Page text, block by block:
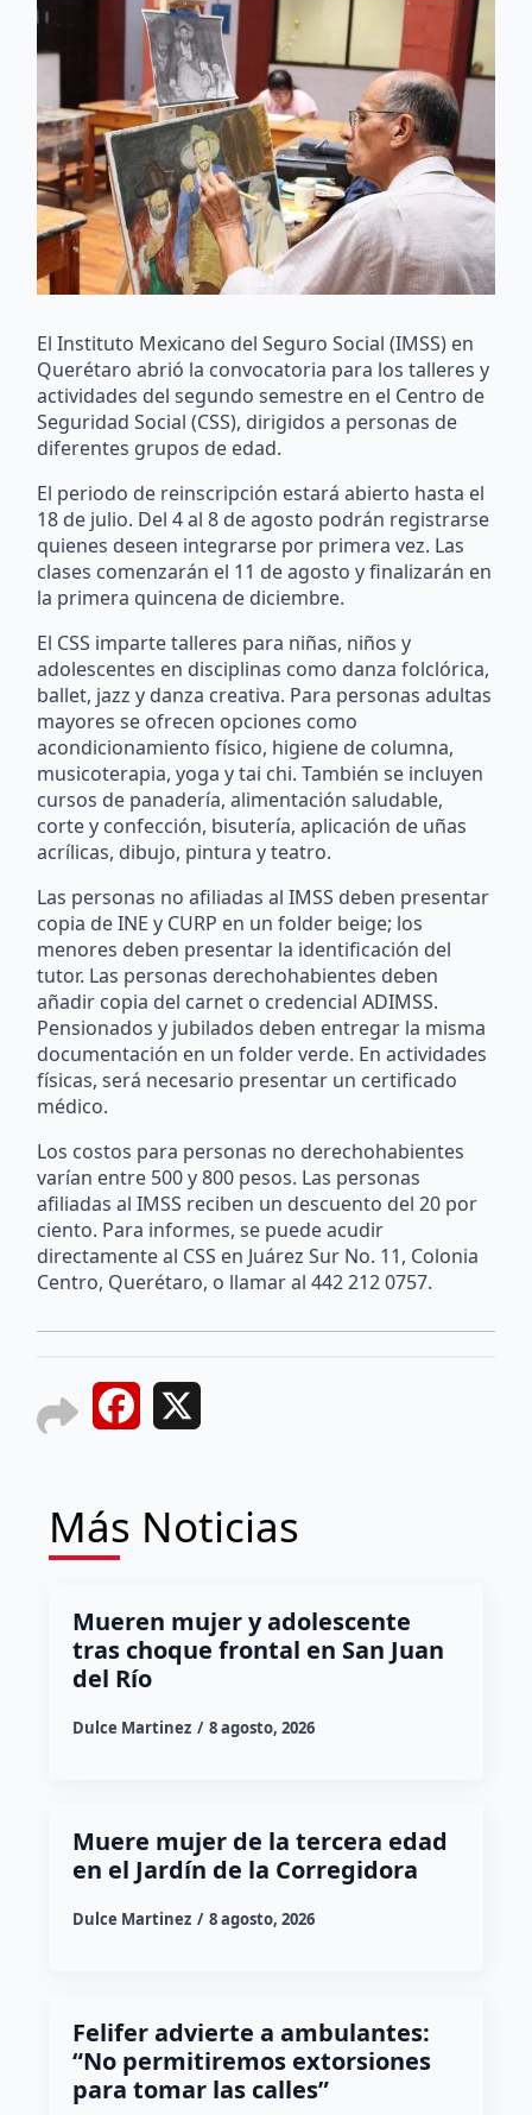
El Instituto Mexicano del Seguro Social (IMSS) en
Querétaro abrió la convocatoria para los talleres y
actividades del segundo semestre en el Centro de
Seguridad Social (CSS), dirigidos a personas de
diferentes grupos de edad.
El periodo de reinscripción estará abierto hasta el
18 de julio. Del 4 al 8 de agosto podrán registrarse
quienes deseen integrarse por primera vez. Las
clases comenzarán el 11 de agosto y finalizarán en
la primera quincena de diciembre.
El CSS imparte talleres para niñas, niños y
adolescentes en disciplinas como danza folclórica,
ballet, jazz y danza creativa. Para personas adultas
mayores se ofrecen opciones como
acondicionamiento físico, higiene de columna,
musicoterapia, yoga y tai chi. También se incluyen
cursos de panadería, alimentación saludable,
corte y confección, bisutería, aplicación de uñas
acrílicas, dibujo, pintura y teatro.
Las personas no afiliadas al IMSS deben presentar
copia de INE y CURP en un folder beige; los
menores deben presentar la identificación del
tutor. Las personas derechohabientes deben
añadir copia del carnet o credencial ADIMSS.
Pensionados y jubilados deben entregar la misma
documentación en un folder verde. En actividades
físicas, será necesario presentar un certificado
médico.
Los costos para personas no derechohabientes
varían entre 500 y 800 pesos. Las personas
afiliadas al IMSS reciben un descuento del 20 por
ciento. Para informes, se puede acudir
directamente al CSS en Juárez Sur No. 11, Colonia
Centro, Querétaro, o llamar al 442 212 0757.
Facebook
Más Noticias
Mueren mujer y adolescente
tras choque frontal en San Juan
del Río
Dulce Martinez 8 agosto, 2026
Muere mujer de la tercera edad
en el Jardín de la Corregidora
Dulce Martinez 8 agosto, 2026
Felifer advierte a ambulantes:
“No permitiremos extorsiones
para tomar las calles”